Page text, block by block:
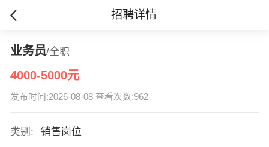
招聘详情
业务员/全职
4000-5000元
发布时间:2026-08-08 查看次数:962
类别:
销售岗位